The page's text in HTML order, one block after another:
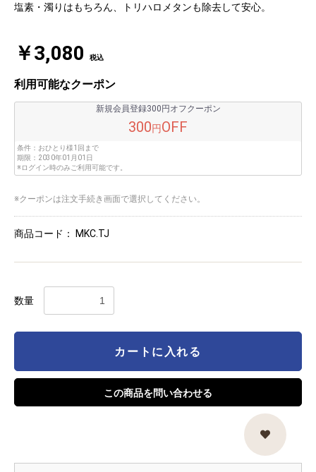
塩素・濁りはもちろん、トリハロメタンも除去して安心。
￥3,080 税込
利用可能なクーポン
新規会員登録300円オフクーポン
300円OFF
条件： おひとり様1回まで
期限： 2030年01月01日
※ログイン時のみご利用可能です。
※クーポンは注文手続き画面で選択してください。
商品コード： MKC.TJ
数量
カートに入れる
この商品を問い合わせる